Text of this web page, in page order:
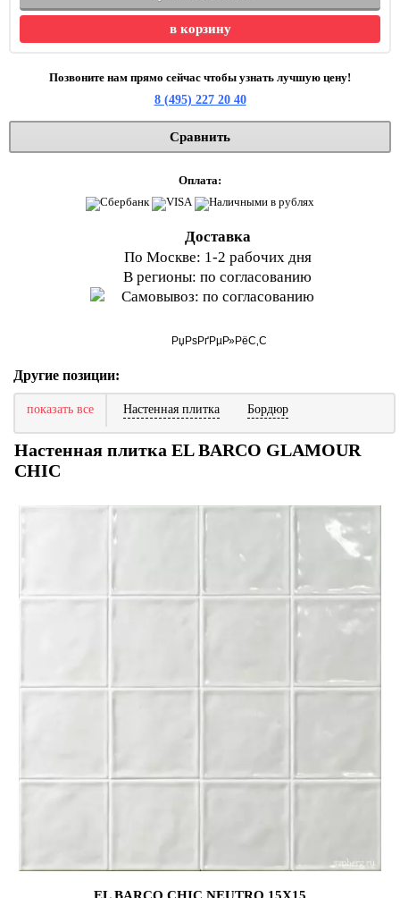
в корзину
Позвоните нам прямо сейчас чтобы узнать лучшую цену!
8 (495) 227 20 40
Сравнить
Оплата:
Доставка
По Москве: 1-2 рабочих дня
В регионы: по согласованию
Самовывоз: по согласованию
Другие позиции:
показать все Настенная плитка Бордюр
Настенная плитка EL BARCO GLAMOUR
CHIC